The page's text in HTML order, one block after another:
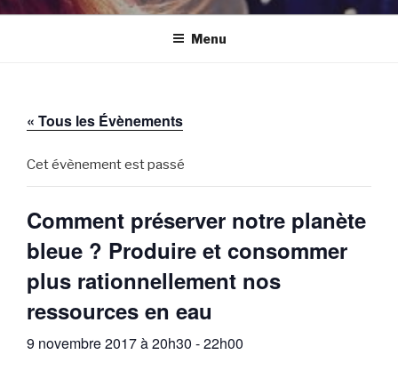
Menu
« Tous les Évènements
Cet évènement est passé
Comment préserver notre planète
bleue ? Produire et consommer
plus rationnellement nos
ressources en eau
9 novembre 2017 à 20h30 -22h00